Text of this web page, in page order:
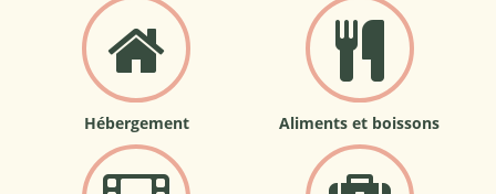
Hébergement Aliments et boissons